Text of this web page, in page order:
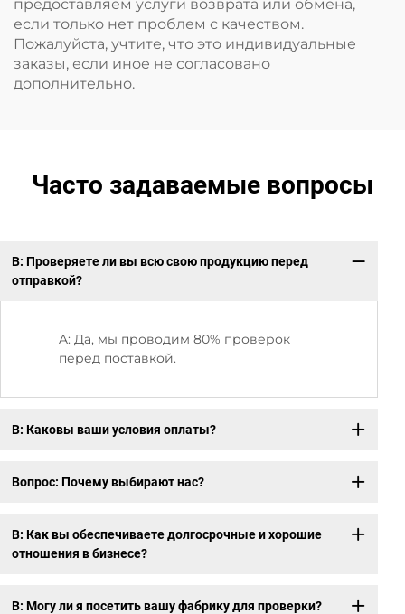
предоставляем услуги возврата или обмена,
если только нет проблем с качеством.
Пожалуйста, учтите, что это индивидуальные
заказы, если иное не согласовано
дополнительно.
Часто задаваемые вопросы
В: Проверяете ли вы всю свою продукцию перед
отправкой?
A: Да, мы проводим 80% проверок
перед поставкой.
В: Каковы ваши условия оплаты?
Вопрос: Почему выбирают нас?
В: Как вы обеспечиваете долгосрочные и хорошие
отношения в бизнесе?
В: Могу ли я посетить вашу фабрику для проверки?